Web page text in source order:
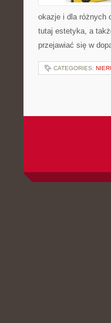
okazje i dla różnych
tutaj estetyka, a
przejawiać się w
CATEGORIES: